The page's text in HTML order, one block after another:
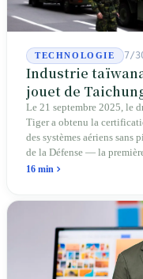
TECHNOLOGIE 7/
Industrie
jouet de
d'entrée pour
Le 21 septembre 2025, le
Tiger a obtenu la
des systèmes aériens sans
de la Défense — la
Sur les 39 plateformes de
Act pour établir un
simple existence de ce
trop lentement, au point
abaisser les barrières. Une
télécommandés depuis 46
16 min